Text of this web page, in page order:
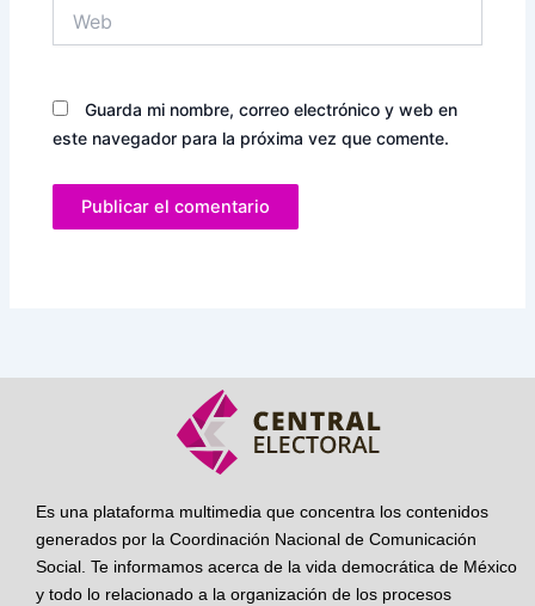
Guarda mi nombre, correo electrónico y web en
este navegador para la próxima vez que comente.
Es una plataforma multimedia que concentra los contenidos
generados por la Coordinación Nacional de Comunicación
Social. Te informamos acerca de la vida democrática de México
y todo lo relacionado a la organización de los procesos